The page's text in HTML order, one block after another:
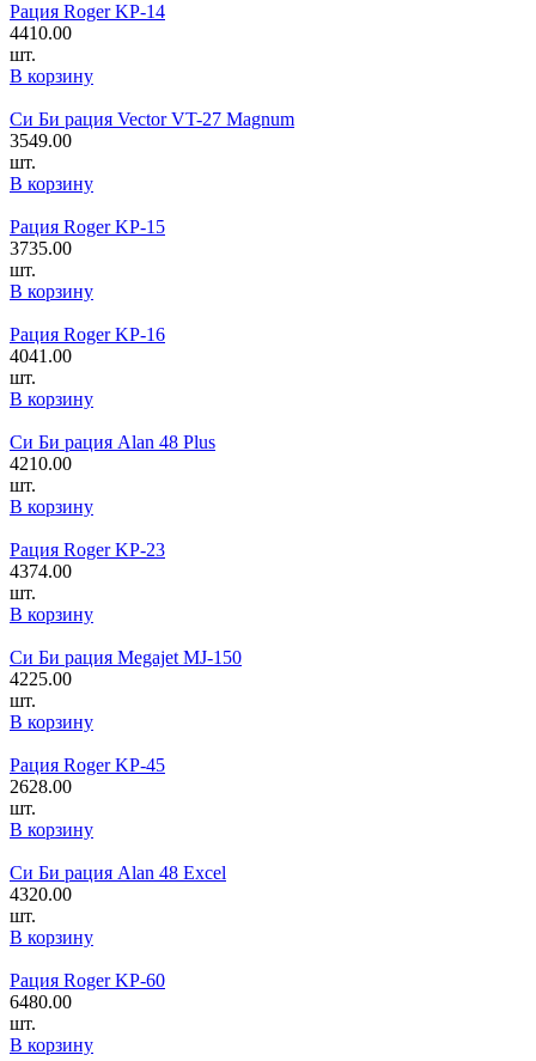
Рация Roger KP-14
4410.00
шт.
В корзину
Си Би рация Vector VT-27 Magnum
3549.00
шт.
В корзину
Рация Roger KP-15
3735.00
шт.
В корзину
Рация Roger KP-16
4041.00
шт.
В корзину
Си Би рация Alan 48 Plus
4210.00
шт.
В корзину
Рация Roger KP-23
4374.00
шт.
В корзину
Си Би рация Megajet MJ-150
4225.00
шт.
В корзину
Рация Roger KP-45
2628.00
шт.
В корзину
Си Би рация Alan 48 Excel
4320.00
шт.
В корзину
Рация Roger KP-60
6480.00
шт.
В корзину